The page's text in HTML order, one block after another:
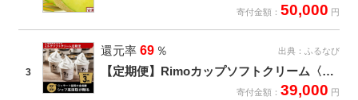
寄付金額：50,000 円
3
還元率 69 ％ 出典： ふるなび
【定期便】Rimoカップソフトクリーム〈120ml×16個〉 全3回【 Rimo ジェラート アイスクリーム アイス スイーツ 人気 定期便 北海道 網走市 】 ABA007
寄付金額：39,000 円